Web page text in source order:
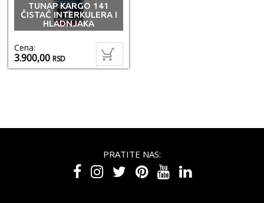
TUNAP KARGO 141
ČISTAČ INTERKULERA I
HLADNJAKA
Cena:
3.900,00RSD
PRATITE NAS: